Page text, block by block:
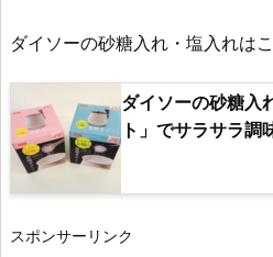
ダイソーの砂糖入れ・塩入れは
ダイソーの砂糖入
ト」でサラサラ調
スポンサーリンク